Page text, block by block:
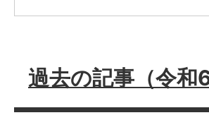
過去の記事（令和6